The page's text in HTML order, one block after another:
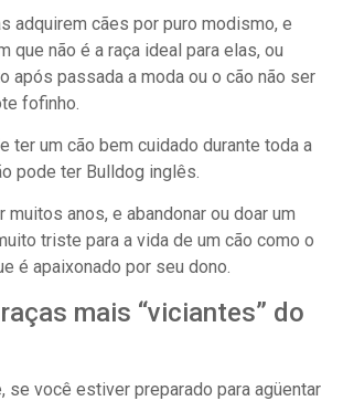
adquirem cães por puro modismo, e
que não é a raça ideal para elas, ou
após passada a moda ou o cão não ser
fofinho.
ter um cão bem cuidado durante toda a
pode ter Bulldog inglês.
muitos anos, e abandonar ou doar um
triste para a vida de um cão como o
é apaixonado por seu dono.
mais “viciantes” do
se você estiver preparado para agüentar